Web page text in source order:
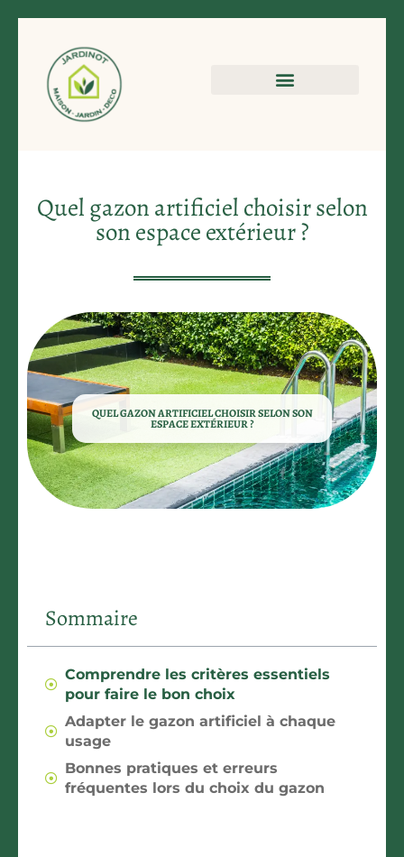
Quel gazon artificiel choisir selon
son espace extérieur ?
QUEL GAZON ARTIFICIEL CHOISIR SELON SON
ESPACE EXTÉRIEUR ?
Sommaire
Comprendre les critères essentiels
pour faire le bon choix
Adapter le gazon artificiel à chaque
usage
Bonnes pratiques et erreurs
fréquentes lors du choix du gazon